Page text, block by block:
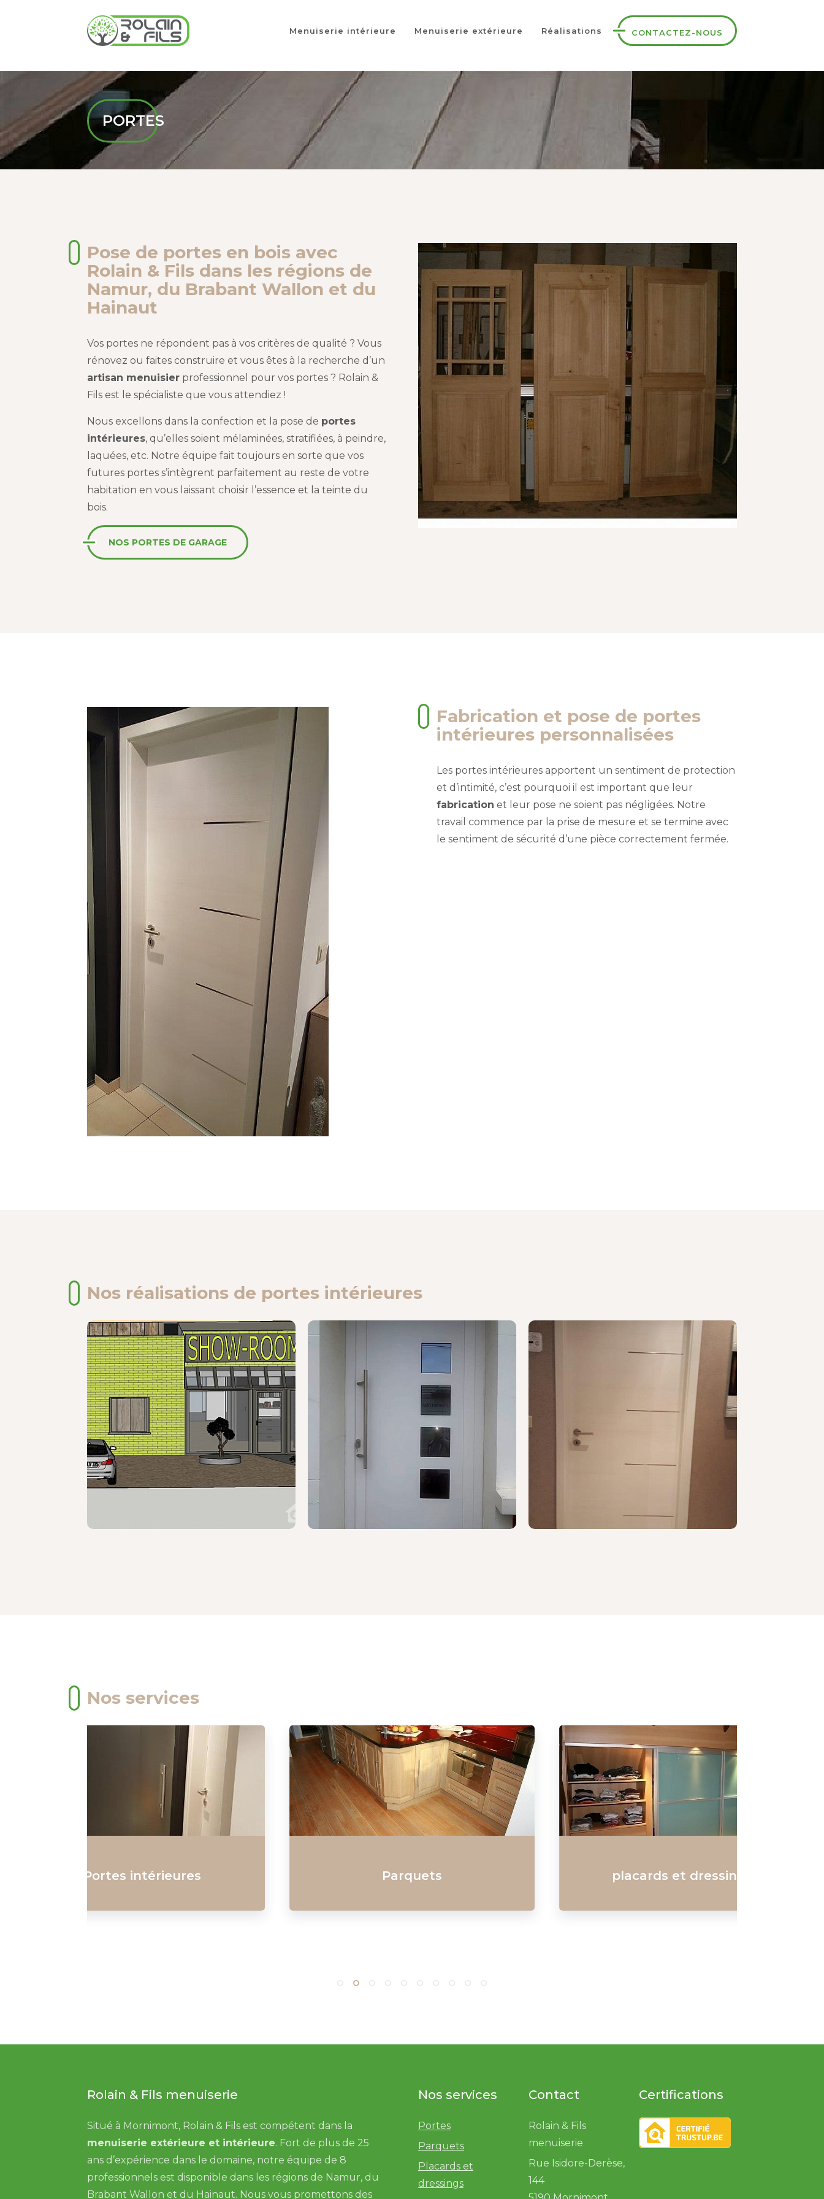
Menuiserie intérieure Menuiserie extérieure Réalisations CONTACTEZ-NOUS
PORTES
Pose de portes en bois avec
Rolain & Fils dans les régions de
Namur, du Brabant Wallon et du
Hainaut
Vos portes ne répondent pas à vos critères de qualité ? Vous
rénovez ou faites construire et vous êtes à la recherche d’un
artisan menuisier professionnel pour vos portes ? Rolain &
Fils est le spécialiste que vous attendiez !
Nous excellons dans la confection et la pose de portes
intérieures, qu’elles soient mélaminées, stratifiées, à peindre,
laquées, etc. Notre équipe fait toujours en sorte que vos
futures portes s’intègrent parfaitement au reste de votre
habitation en vous laissant choisir l’essence et la teinte du
bois.
NOS PORTES DE GARAGE
Fabrication et pose de portes
intérieures personnalisées
Les portes intérieures apportent un sentiment de protection
et d’intimité, c’est pourquoi il est important que leur
fabrication et leur pose ne soient pas négligées. Notre
travail commence par la prise de mesure et se termine avec
le sentiment de sécurité d’une pièce correctement fermée.
Nos réalisations de portes intérieures
Nos services
Parquets placards et dressings Meubles sur-mesure
Rolain & Fils menuiserie
Situé à Mornimont, Rolain & Fils est compétent dans la
menuiserie extérieure et intérieure. Fort de plus de 25
ans d’expérience dans le domaine, notre équipe de 8
professionnels est disponible dans les régions de Namur, du
Brabant Wallon et du Hainaut. Nous vous promettons des
Nos services
Portes
Parquets
Placards et
dressings
Contact
Rolain & Fils
menuiserie
Rue Isidore-Derèse,
144
Certifications